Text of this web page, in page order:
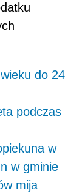
do 24
podczas
w
w gminie
mija